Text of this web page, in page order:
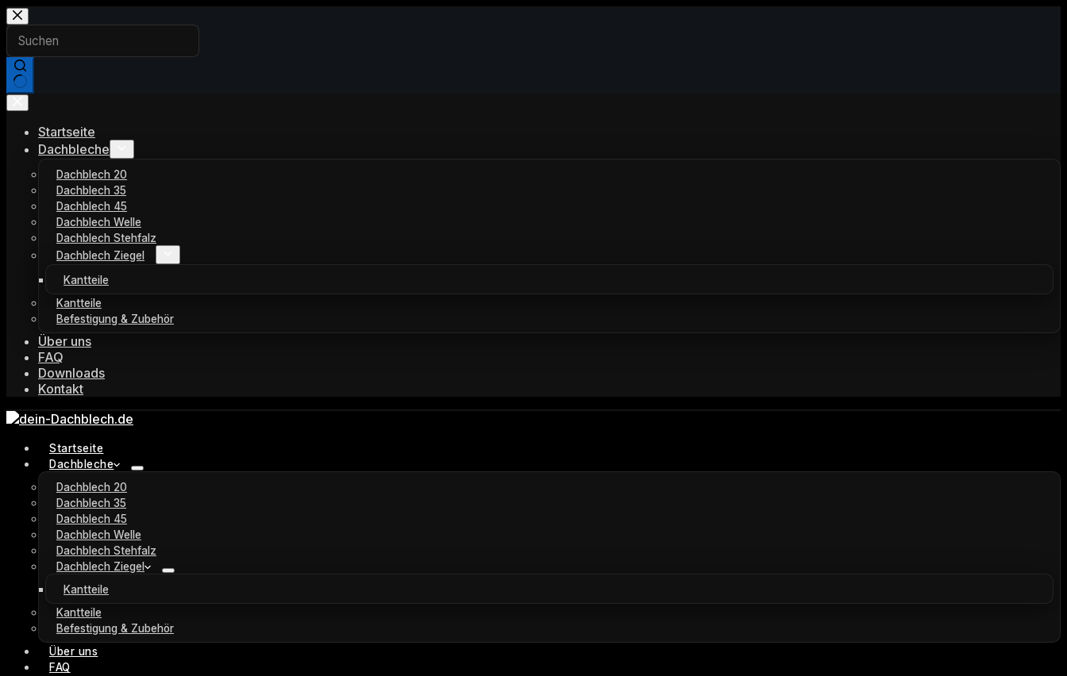
Zum
Inhalt
springen
Keine
Startseite
Dachbleche
Dachblech 20
Dachblech 35
Dachblech 45
Dachblech Welle
Dachblech Stehfalz
Dachblech Ziegel
Kantteile
Kantteile
Befestigung & Zubehör
Über uns
FAQ
Downloads
Kontakt
Startseite
Dachbleche
Dachblech 20
Dachblech 35
Dachblech 45
Dachblech Welle
Dachblech Stehfalz
Dachblech Ziegel
Kantteile
Kantteile
Befestigung & Zubehör
Über uns
FAQ